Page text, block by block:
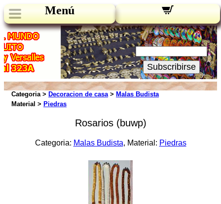
Menú
Novedades:
Su Email:
Subscribirse
Categoria > Decoracion de casa> Malas Budista
Material > Piedras
Rosarios (buwp)
Categoria: Malas Budista, Material: Piedras